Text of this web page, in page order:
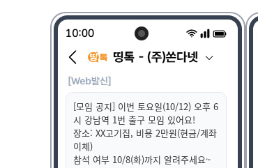
[모임 공지] 이번 토요일(10/12) 오후 6
시 강남역 1번 출구 모임 있어요!
장소: XX고기집, 비용 2만원(현금/계좌
이체)
참석 여부 10/8(화)까지 알려주세요~